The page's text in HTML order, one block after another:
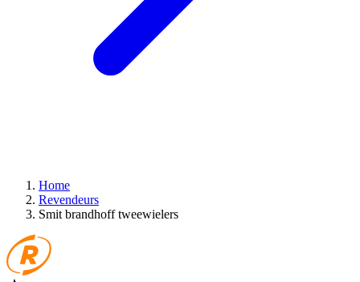
Home
Revendeurs
Smit brandhoff tweewielers